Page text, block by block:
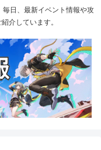
日、最新イベント情報や攻
介しています。